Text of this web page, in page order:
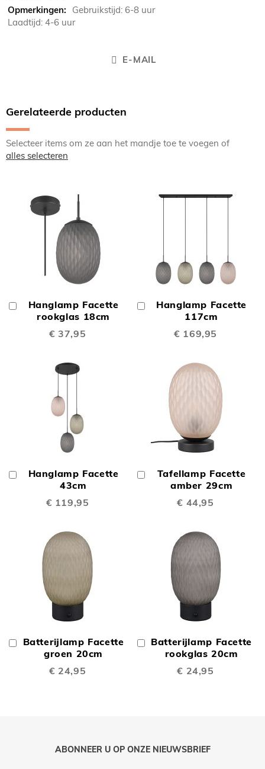
Gebruikstijd: 6-8 uur
Laadtijd: 4-6 uur
E-MAIL
Gerelateerde producten
Selecteer items om ze aan het mandje toe te voegen of
alles selecteren
Hanglamp Facette
rookglas 18cm
€ 37,95
Winkelwagen
Hanglamp Facette
117cm
€ 169,95
Winkelwagen
Hanglamp Facette
43cm
€ 119,95
Winkelwagen
Tafellamp Facette
amber 29cm
€ 44,95
Winkelwagen
Batterijlamp Facette
groen 20cm
€ 24,95
In
Winkelwagen
Batterijlamp Facette
rookglas 20cm
€ 24,95
In
Winkelwagen
ABONNEER U OP ONZE NIEUWSBRIEF